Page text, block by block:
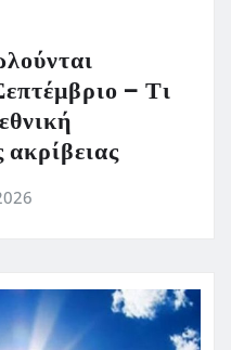
– Τι